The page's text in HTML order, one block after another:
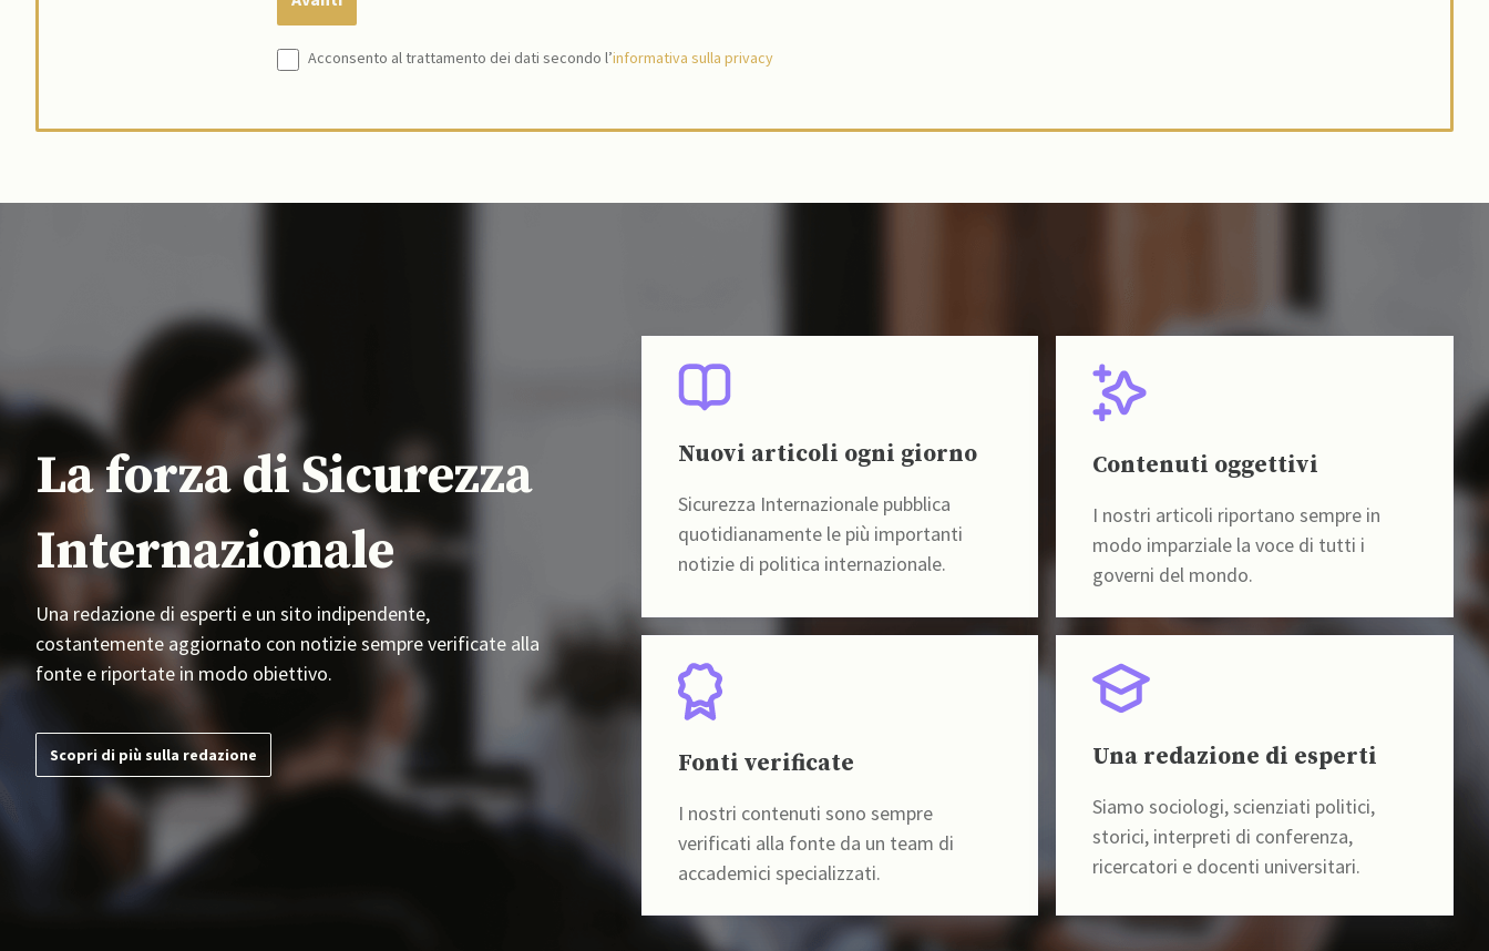
Acconsento al trattamento dei dati secondo l’informativa sulla privacy
La forza di Sicurezza
Internazionale
Una redazione di esperti e un sito indipendente,
costantemente aggiornato con notizie sempre verificate alla
fonte e riportate in modo obiettivo.
Scopri di più sulla redazione
Nuovi articoli ogni giorno
Sicurezza Internazionale pubblica
quotidianamente le più importanti
notizie di politica internazionale.
Contenuti oggettivi
I nostri articoli riportano sempre in
modo imparziale la voce di tutti i
governi del mondo.
Fonti verificate
I nostri contenuti sono sempre
verificati alla fonte da un team di
accademici specializzati.
Una redazione di esperti
Siamo sociologi, scienziati politici,
storici, interpreti di conferenza,
ricercatori e docenti universitari.